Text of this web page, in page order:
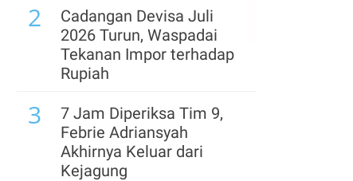
2
Cadangan Devisa Juli
2026 Turun, Waspadai
Tekanan Impor terhadap
Rupiah
3
7 Jam Diperiksa Tim 9,
Febrie Adriansyah
Akhirnya Keluar dari
Kejagung